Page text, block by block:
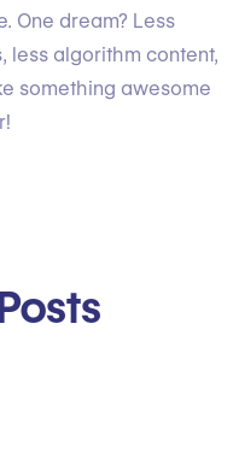
One dream? Less
less algorithm content,
something awesome